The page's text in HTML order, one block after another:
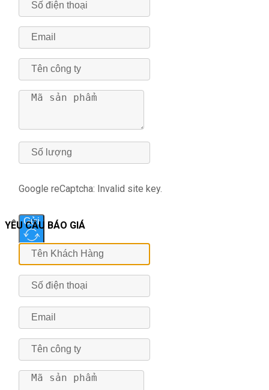
Google reCaptcha: Invalid site key.
Gửi
YÊU CẦU BÁO GIÁ